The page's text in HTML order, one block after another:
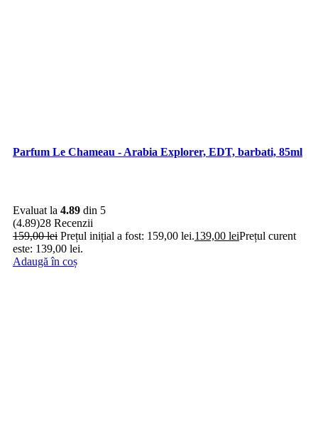
Parfum Le Chameau - Arabia Explorer, EDT, barbati, 85ml
Evaluat la 4.89 din 5
(4.89)28 Recenzii
159,00lei Prețul inițial a fost: 159,00 lei.139,00 leiPrețul curent
este: 139,00 lei.
Adaugă în coș